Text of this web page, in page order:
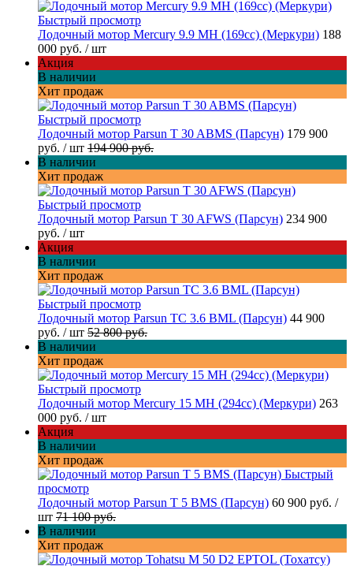
Быстрый просмотр
Лодочный мотор Mercury 9.9 MH (169cc) (Меркури) 188
000 руб. / шт
Акция
В наличии
Хит продаж
Быстрый просмотр
Лодочный мотор Parsun T 30 ABMS (Парсун) 179 900
руб. / шт 194 900 руб.
В наличии
Хит продаж
Быстрый просмотр
Лодочный мотор Parsun T 30 AFWS (Парсун) 234 900
руб. / шт
Акция
В наличии
Хит продаж
Быстрый просмотр
Лодочный мотор Parsun TC 3.6 BML (Парсун) 44 900
руб. / шт 52 800 руб.
В наличии
Хит продаж
Быстрый просмотр
Лодочный мотор Mercury 15 MH (294cc) (Меркури) 263
000 руб. / шт
Акция
В наличии
Хит продаж
Быстрый
просмотр
Лодочный мотор Parsun T 5 BMS (Парсун) 60 900 руб. /
шт 71 100 руб.
В наличии
Хит продаж